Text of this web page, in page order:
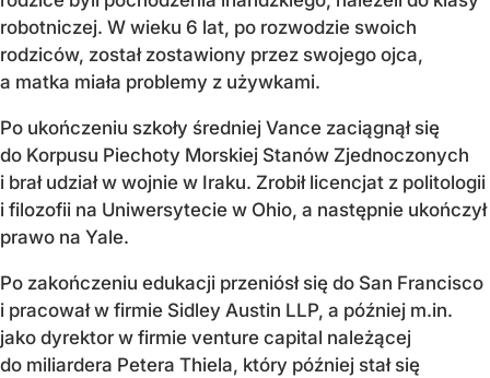
robotniczej. W wieku 6 lat, po rozwodzie swoich
rodziców, został zostawiony przez swojego ojca,
a matka miała problemy z używkami.
Po ukończeniu szkoły średniej Vance zaciągnął się
do Korpusu Piechoty Morskiej Stanów Zjednoczonych
i brał udział w wojnie w Iraku. Zrobił licencjat z politologii
i filozofii na Uniwersytecie w Ohio, a następnie ukończył
prawo na Yale.
Po zakończeniu edukacji przeniósł się do San Francisco
i pracował w firmie Sidley Austin LLP, a później m.in.
jako dyrektor w firmie venture capital należącej
do miliardera Petera Thiela, który później stał się